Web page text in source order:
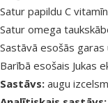
Satur papildu C
Satur omega
Sastāvā esošās
Barībā esošais Jukas
Sastāvs: augu